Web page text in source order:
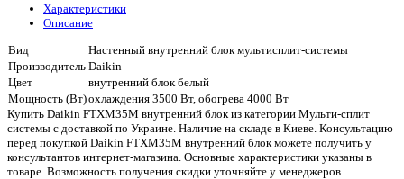
Характеристики
Описание
Вид
Настенный внутренний блок мультисплит-системы
Производитель Daikin
Цвет
внутренний блок белый
Мощность (Вт)охлаждения 3500 Вт, обогрева 4000 Вт
Купить Daikin FTXM35M внутренний блок из категории Мульти-сплит
системы с доставкой по Украине. Наличие на складе в Киеве. Консультацию
перед покупкой Daikin FTXM35M внутренний блок можете получить у
консультантов интернет-магазина. Основные характеристики указаны в
товаре. Возможность получения скидки уточняйте у менеджеров.